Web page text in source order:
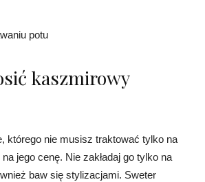
potu
kaszmirowy
którego nie musisz traktować tylko na
jego cenę. Nie zakładaj go tylko na
baw się stylizacjami. Sweter